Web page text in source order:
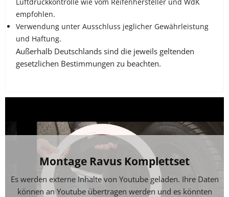
empfohlen.
Verwendung unter Ausschluss jeglicher Gewährleistung
und Haftung.
Außerhalb Deutschlands sind die jeweils geltenden
gesetzlichen Bestimmungen zu beachten.
Showzwecke, nicht für den Fahrbetrieb!
Montage Ravus Komplettset
Es werden externe Inhalte von Youtube geladen. Ihre Daten
können an Youtube übertragen werden und es könnten